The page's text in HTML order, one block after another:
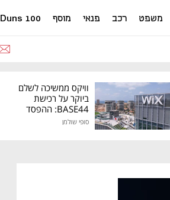
משפט רכב פנאי מוסף Duns 100
וויקס ממשיכה לשלם
ביוקר על רכישת
BASE44: ההפסד
סופי שולמן